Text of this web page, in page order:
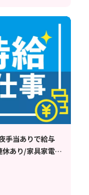
手当ありで給与
あり/家具家電付